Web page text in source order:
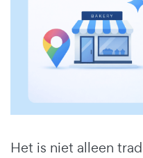
Het is niet alleen